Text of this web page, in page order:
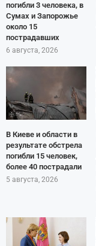
погибли 3 человека, в
Сумах и Запорожье
около 15
пострадавших
6 августа, 2026
В Киеве и области в
результате обстрела
погибли 15 человек,
более 40 пострадали
5 августа, 2026